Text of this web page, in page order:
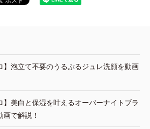
】泡立て不要のうるぷるジュレ洗顔を動画
】美白と保湿を叶えるオーバーナイトブラ
で解説！